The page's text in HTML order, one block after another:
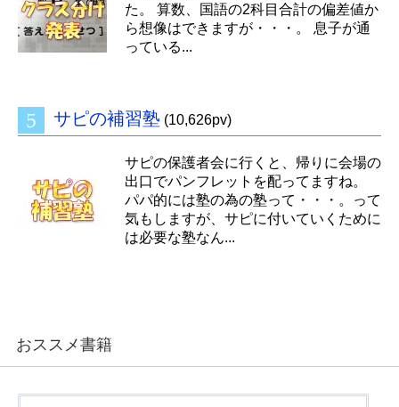
た。 算数、国語の2科目合計の偏差値か
ら想像はできますが・・・。 息子が通
っている...
サピの補習塾 (10,626pv)
サピの保護者会に行くと、帰りに会場の
出口でパンフレットを配ってますね。
パパ的には塾の為の塾って・・・。って
気もしますが、サピに付いていくために
は必要な塾なん...
おススメ書籍